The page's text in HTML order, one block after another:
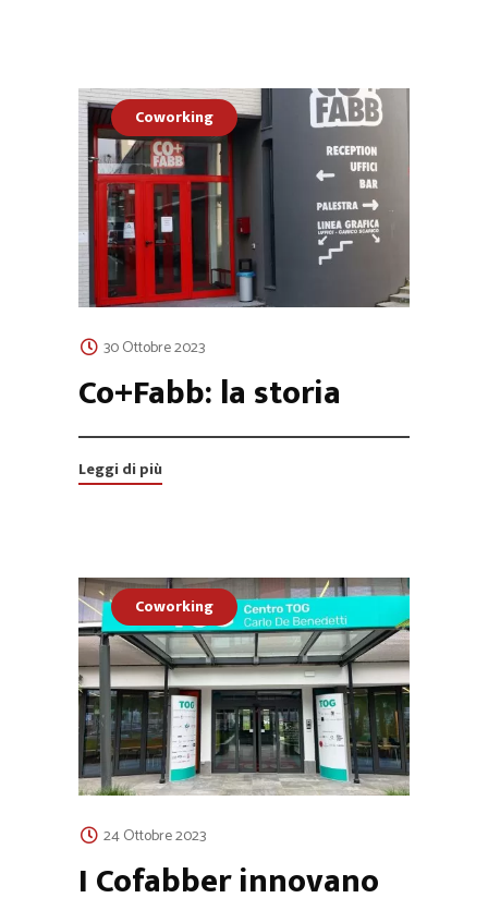
Coworking
30 Ottobre 2023
Co+Fabb: la storia
Leggi di più
Coworking
24 Ottobre 2023
I Cofabber innovano